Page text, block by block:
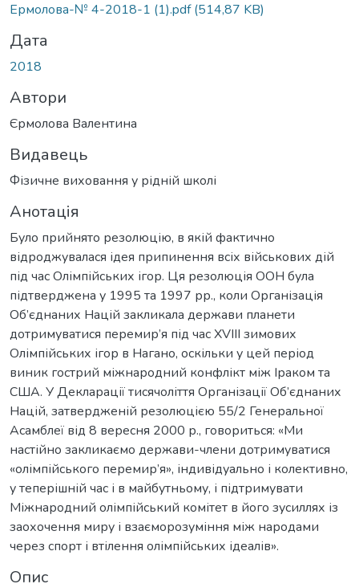
Ермолова-№ 4-2018-1 (1).pdf(514,87 KB)
Дата
2018
Автори
Єрмолова Валентина
Видавець
Фізичне виховання у рідній школі
Анотація
Було прийнято резолюцію, в якій фактично
відроджувалася ідея припинення всіх військових дій
під час Олімпійських ігор. Ця резолюція ООН була
підтверджена у 1995 та 1997 рр., коли Організація
Об’єднаних Націй закликала держави планети
дотримуватися перемир’я під час XVIII зимових
Олімпійських ігор в Нагано, оскільки у цей період
виник гострий міжнародний конфлікт між Іраком та
США. У Декларації тисячоліття Організації Об’єднаних
Націй, затвердженій резолюцією 55/2 Генеральної
Асамблеї від 8 вересня 2000 р., говориться: «Ми
настійно закликаємо держави-члени дотримуватися
«олімпійського перемир’я», індивідуально і колективно,
у теперішній час і в майбутньому, і підтримувати
Міжнародний олімпійський комітет в його зусиллях із
заохочення миру і взаєморозуміння між народами
через спорт і втілення олімпійських ідеалів».
Опис